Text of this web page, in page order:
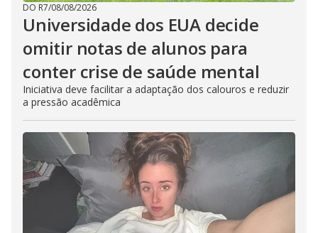
DO R7/08/08/2026
Universidade dos EUA decide
omitir notas de alunos para
conter crise de saúde mental
Iniciativa deve facilitar a adaptação dos calouros e reduzir
a pressão acadêmica